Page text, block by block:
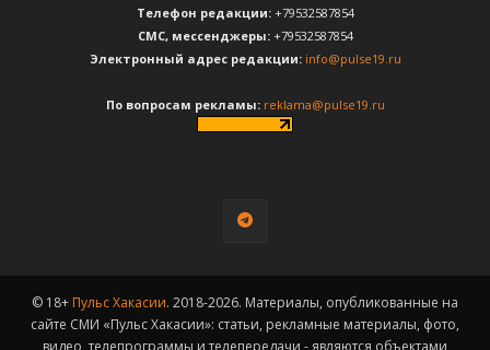
Телефон редакции:+79532587854
CМС, мессенджеры:+79532587854
Электронный адрес редакции: info@pulse19.ru
По вопросам рекламы: reklama@pulse19.ru
© 18+ Пульс Хакасии. 2018-2026. Материалы, опубликованные на
сайте СМИ «Пульс Хакасии»: статьи, рекламные материалы, фото,
видео, телепрограммы и телепередачи - являются объектами